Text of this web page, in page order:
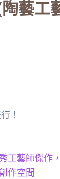
藝工
！
工藝師傑作
作空間